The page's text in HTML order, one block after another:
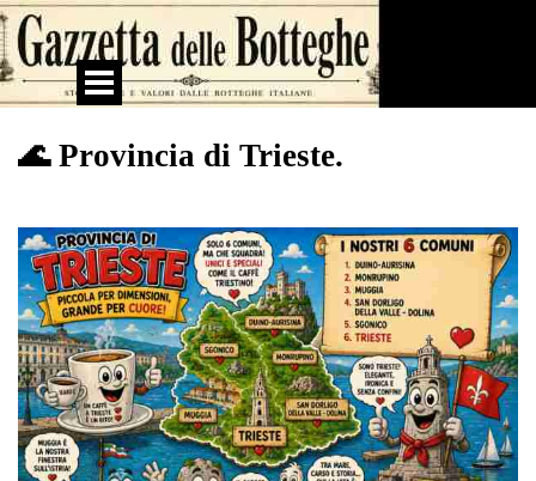
Vai ai contenuti
Salta menù
🌊 Provincia di Trieste.